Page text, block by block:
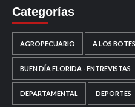
Categorías
AGROPECUARIO A LOS
BUEN DÍA FLORIDA - ENTREVISTAS
DEPARTAMENTAL DEPORTES